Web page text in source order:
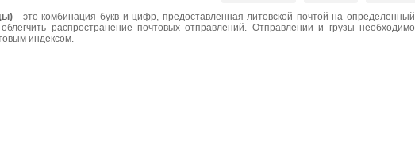
- это комбинация букв и цифр, предоставленная литовской почтой на определенный
распространение почтовых отправлений. Отправлении и грузы необходимо
индексом.